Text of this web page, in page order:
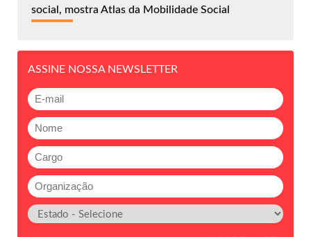
social, mostra Atlas da Mobilidade Social
ASSINE NOSSA NEWSLETTER